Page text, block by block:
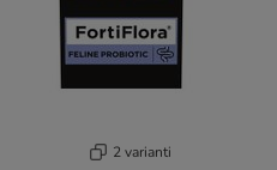
2 varianti